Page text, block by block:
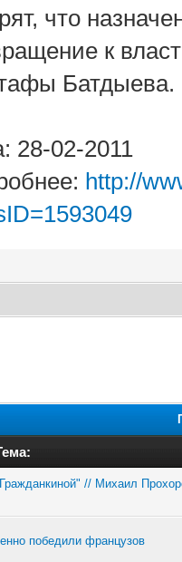
что
к
Батдыева.
28-02-2011
http://
// Михаил
победили французов